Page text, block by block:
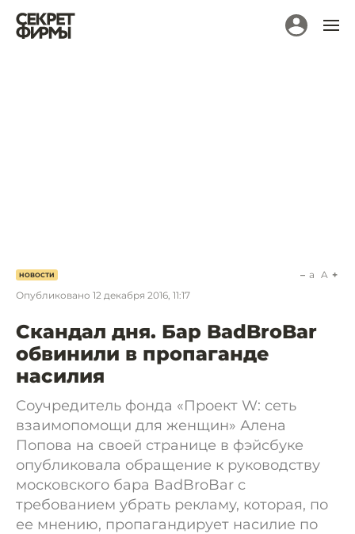
НОВОСТИ
Опубликовано 12 декабря 2016, 11:17
a A
Скандал дня. Бар BadBroBar
обвинили в пропаганде
насилия
Соучредитель фонда «Проект W: сеть
взаимопомощи для женщин» Алена
Попова на своей странице в фэйсбуке
опубликовала обращение к руководству
московского бара BadBroBar с
требованием убрать рекламу, которая, по
ее мнению, пропагандирует насилие по